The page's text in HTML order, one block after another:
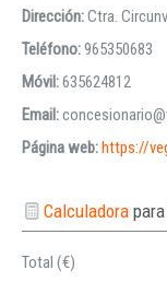
Dirección:Ctra.
Teléfono:965350683
Móvil:635624812
Email:
Página web:https://
Calculadora
Total (€)